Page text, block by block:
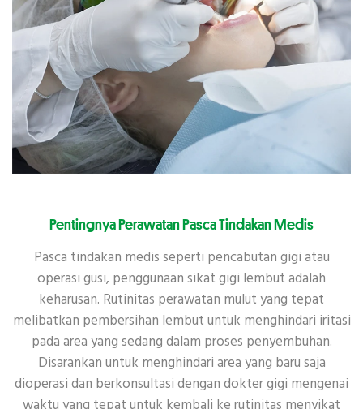
Pentingnya Perawatan Pasca Tindakan Medis
Pasca tindakan medis seperti pencabutan gigi atau
operasi gusi, penggunaan sikat gigi lembut adalah
keharusan. Rutinitas perawatan mulut yang tepat
melibatkan pembersihan lembut untuk menghindari iritasi
pada area yang sedang dalam proses penyembuhan.
Disarankan untuk menghindari area yang baru saja
dioperasi dan berkonsultasi dengan dokter gigi mengenai